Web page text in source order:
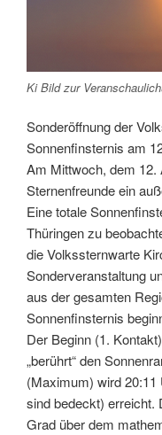
Ki Bild zur
Sonderöffnung der
Sonnenfinsternis am
Am Mittwoch, dem 12.
Sternenfreunde ein
Eine totale
Thüringen zu
die Volkssternwarte
Sonderveranstaltung
aus der gesamten
Sonnenfinsternis
Der Beginn (1.
„berührt“ den
(Maximum) wird
sind bedeckt) erreicht.
Grad über dem